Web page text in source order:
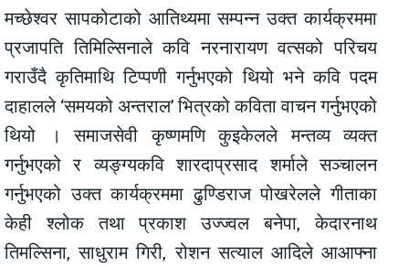
मच्छेश्वर सापकोटाको आतिथ्यमा सम्पन्न उक्त कार्यक्रममा
प्रजापति तिमिल्सिनाले कवि नरनारायण वत्सको परिचय
गराउँदै कृतिमाथि टिप्पणी गर्नुभएको थियो भने कवि पदम
दाहालले ‘समयको अन्तराल’ भित्रको कविता वाचन गर्नुभएको
थियो । समाजसेवी कृष्णमणि कुइकेलले मन्तव्य व्यक्त
गर्नुभएको र व्यङ्ग्यकवि शारदाप्रसाद शर्माले सञ्चालन
गर्नुभएको उक्त कार्यक्रममा ढुण्डिराज पोखरेलले गीताका
केही श्लोक तथा प्रकाश उज्ज्वल बनेपा, केदारनाथ
तिमल्सिना, साधुराम गिरी, रोशन सत्याल आदिले आआफ्ना